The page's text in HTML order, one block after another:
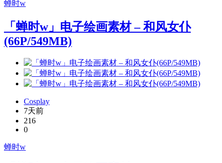
蝉时w
「蝉时w」电子绘画素材 – 和风女仆
(66P/549MB)
Cosplay
7天前
216
0
蝉时w